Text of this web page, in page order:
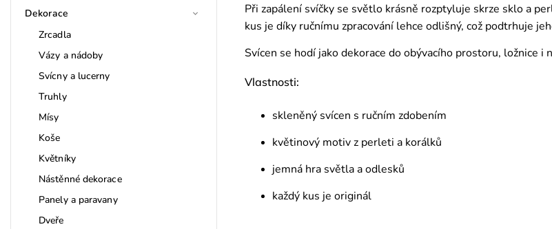
Dekorace
Zrcadla
Vázy a nádoby
Svícny a lucerny
Truhly
Mísy
Koše
Květníky
Nástěnné dekorace
Panely a paravany
Dveře
Při zapálení svíčky se světlo krásně rozptyluje skrze sklo a
kus je díky ručnímu zpracování lehce odlišný, což podtrhuje
Svícen se hodí jako dekorace do obývacího prostoru, ložnice
Vlastnosti:
skleněný svícen s ručním zdobením
květinový motiv z perleti a korálků
jemná hra světla a odlesků
každý kus je originál